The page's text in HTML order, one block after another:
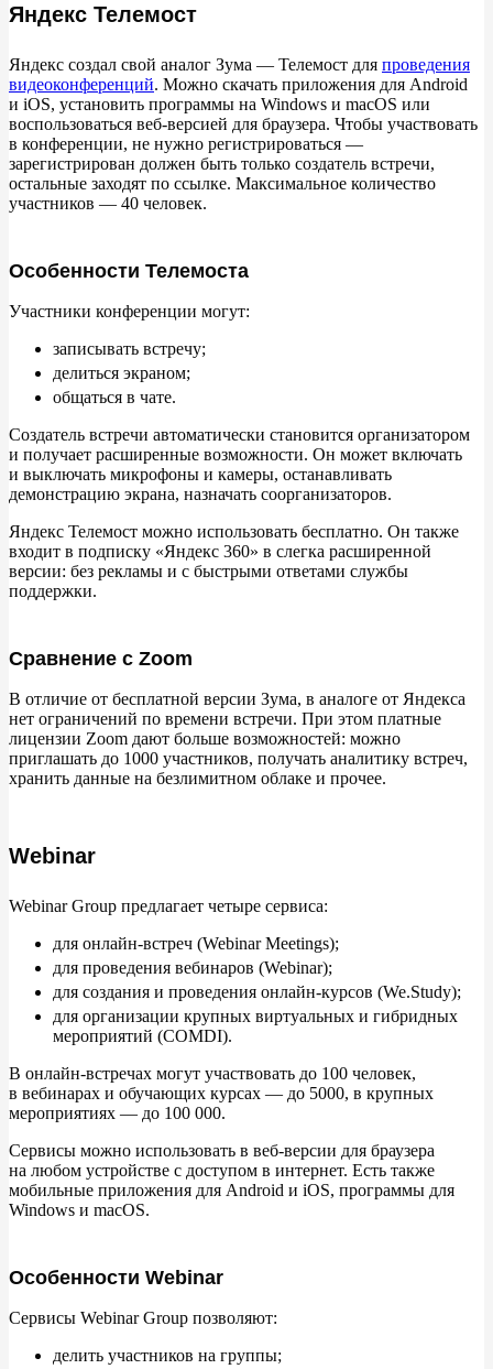
Яндекс Телемост
Яндекс создал свой аналог Зума — Телемост для проведения
видеоконференций. Можно скачать приложения для Android
и iOS, установить программы на Windows и macOS или
воспользоваться веб-версией для браузера. Чтобы участвовать
в конференции, не нужно регистрироваться —
зарегистрирован должен быть только создатель встречи,
остальные заходят по ссылке. Максимальное количество
участников — 40 человек.
Особенности Телемоста
Участники конференции могут:
записывать встречу;
делиться экраном;
общаться в чате.
Создатель встречи автоматически становится организатором
и получает расширенные возможности. Он может включать
и выключать микрофоны и камеры, останавливать
демонстрацию экрана, назначать соорганизаторов.
Яндекс Телемост можно использовать бесплатно. Он также
входит в подписку «Яндекс 360» в слегка расширенной
версии: без рекламы и с быстрыми ответами службы
поддержки.
Сравнение с Zoom
В отличие от бесплатной версии Зума, в аналоге от Яндекса
нет ограничений по времени встречи. При этом платные
лицензии Zoom дают больше возможностей: можно
приглашать до 1000 участников, получать аналитику встреч,
хранить данные на безлимитном облаке и прочее.
Webinar
Webinar Group предлагает четыре сервиса:
для онлайн-встреч (Webinar Meetings);
для проведения вебинаров (Webinar);
для создания и проведения онлайн-курсов (We.Study);
для организации крупных виртуальных и гибридных
мероприятий (COMDI).
В онлайн-встречах могут участвовать до 100 человек,
в вебинарах и обучающих курсах — до 5000, в крупных
мероприятиях — до 100 000.
Сервисы можно использовать в веб-версии для браузера
на любом устройстве с доступом в интернет. Есть также
мобильные приложения для Android и iOS, программы для
Windows и macOS.
Особенности Webinar
Сервисы Webinar Group позволяют:
делить участников на группы;